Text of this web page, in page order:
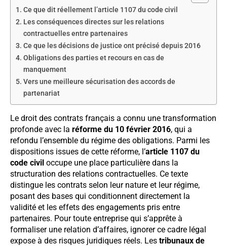
Ce que dit réellement l’article 1107 du code civil
Les conséquences directes sur les relations
contractuelles entre partenaires
Ce que les décisions de justice ont précisé depuis 2016
Obligations des parties et recours en cas de
manquement
Vers une meilleure sécurisation des accords de
partenariat
Le droit des contrats français a connu une transformation
profonde avec la réforme du 10 février 2016, qui a
refondu l’ensemble du régime des obligations. Parmi les
dispositions issues de cette réforme, l’article 1107 du
code civil occupe une place particulière dans la
structuration des relations contractuelles. Ce texte
distingue les contrats selon leur nature et leur régime,
posant des bases qui conditionnent directement la
validité et les effets des engagements pris entre
partenaires. Pour toute entreprise qui s’apprête à
formaliser une relation d’affaires, ignorer ce cadre légal
expose à des risques juridiques réels. Les tribunaux de